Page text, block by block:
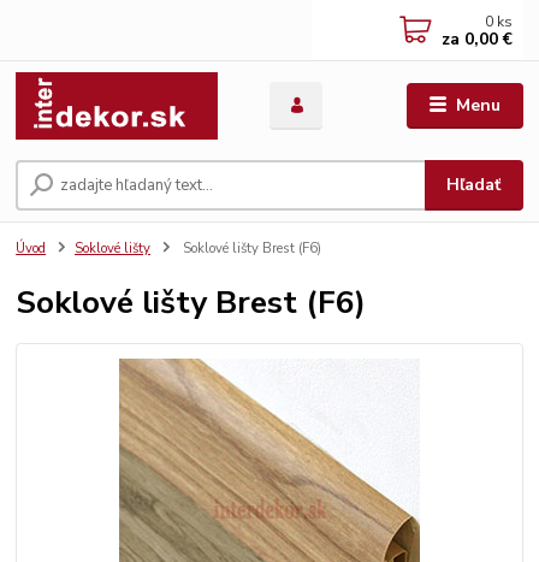
Menu
Hľadať
0 ks
za 0,00 €
Úvod Soklové lišty Soklové lišty Brest (F6)
Soklové lišty Brest (F6)